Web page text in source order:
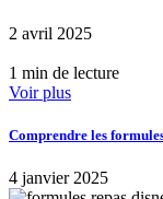
2 avril 2025
1 min de lecture
Voir plus
Comprendre les
4 janvier 2025